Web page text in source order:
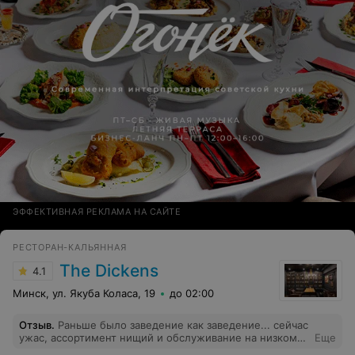
ЭФФЕКТИВНАЯ РЕКЛАМА НА САЙТЕ
РЕСТОРАН-КАЛЬЯННАЯ
4.1 The Dickens
Минск, ул. Якуба Коласа, 19 до 02:00
Отзыв. Раньше было заведение как заведение... сейчас
ужас, ассортимент нищий и обслуживание на низком
Еще